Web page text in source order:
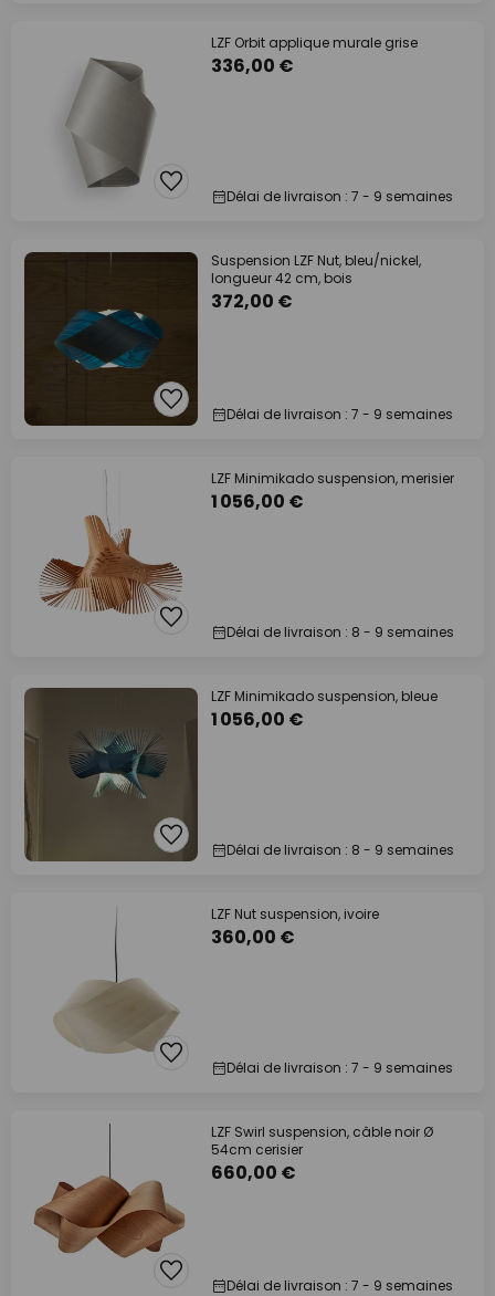
LZF Orbit applique murale grise
336,00 €
Délai de livraison : 7 - 9 semaines
Suspension LZF Nut, bleu/nickel,
longueur 42 cm, bois
372,00 €
Délai de livraison : 7 - 9 semaines
LZF Minimikado suspension, merisier
1 056,00 €
Délai de livraison : 8 - 9 semaines
LZF Minimikado suspension, bleue
1 056,00 €
Délai de livraison : 8 - 9 semaines
LZF Nut suspension, ivoire
360,00 €
Délai de livraison : 7 - 9 semaines
LZF Swirl suspension, câble noir Ø
54cm cerisier
660,00 €
Délai de livraison : 7 - 9 semaines